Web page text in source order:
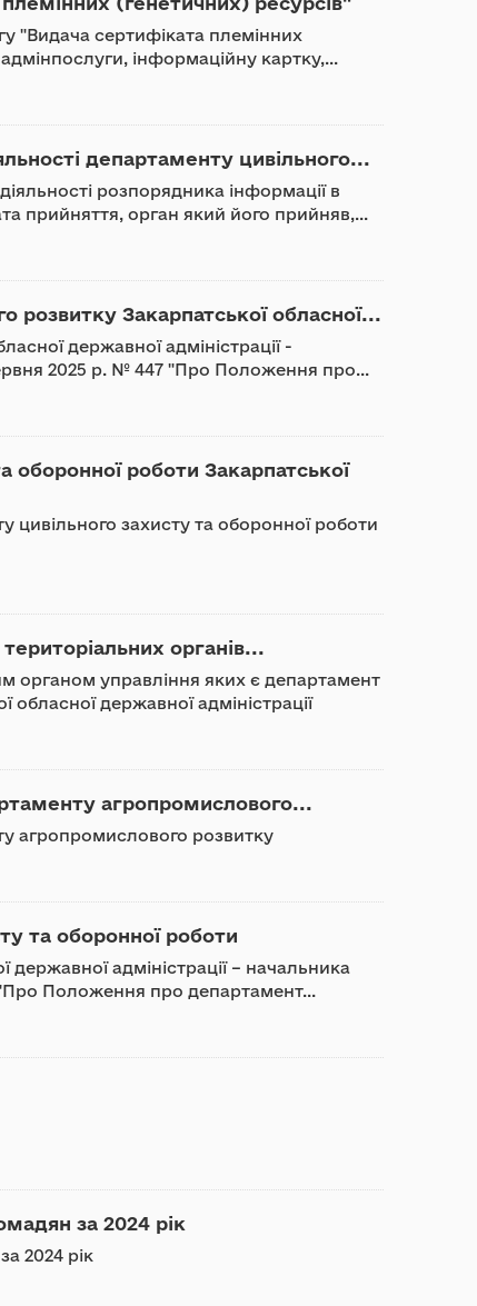
"Видача сертифіката племінних
інформаційну картку,...
департаменту цивільного...
розпорядника інформації в
прийняття, орган який його прийняв,...
Закарпатської обласної...
державної адміністрації -
2025 р. № 447 "Про Положення про...
оборонної роботи Закарпатської
цивільного захисту та оборонної роботи
органів...
органом управління яких є департамент
державної адміністрації
агропромислового...
агропромислового розвитку
та оборонної роботи
адміністрації – начальника
"Про Положення про департамент...
за 2024 рік
2024 рік